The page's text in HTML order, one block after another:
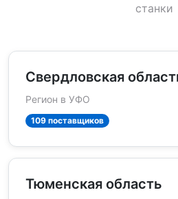
станки
Свердловская
Регион в УФО
109 поставщиков
Тюменская область